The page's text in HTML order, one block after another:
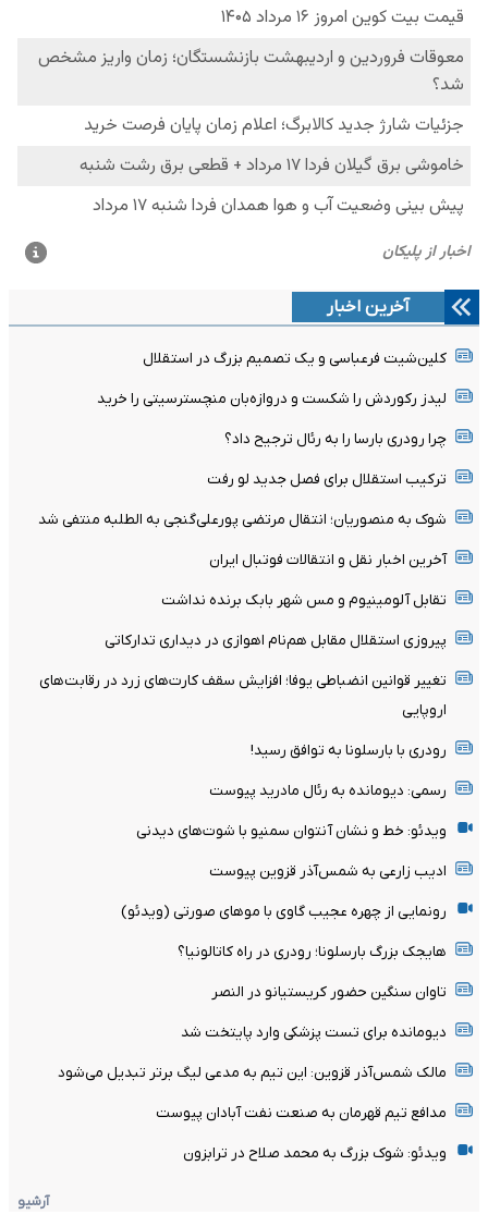
آخرین اخبار
کلین‌شیت فرعباسی و یک تصمیم بزرگ در استقلال
لیدز رکوردش را شکست و دروازه‌بان منچسترسیتی را خرید
چرا رودری بارسا را به رئال ترجیح داد؟
ترکیب استقلال برای فصل جدید لو رفت
شوک به منصوریان؛ انتقال مرتضی پورعلی‌گنجی به الطلبه منتفی شد
آخرین اخبار نقل و انتقالات فوتبال ایران
تقابل آلومینیوم و مس شهر بابک برنده نداشت
پیروزی استقلال مقابل هم‌نام اهوازی در دیداری تدارکاتی
تغییر قوانین انضباطی یوفا؛ افزایش سقف کارت‌های زرد در رقابت‌های
اروپایی
رودری با بارسلونا به توافق رسید!
رسمی: دیومانده به رئال مادرید پیوست
ویدئو: خط و نشان آنتوان سمنیو با شوت‌های دیدنی
ادیب زارعی به شمس‌آذر قزوین پیوست
رونمایی از چهره عجیب گاوی با موهای صورتی (ویدئو)
هایجک بزرگ بارسلونا؛ رودری در راه کاتالونیا؟
تاوان سنگین حضور کریستیانو در النصر
دیومانده برای تست پزشکی وارد پایتخت شد
مالک شمس‌آذر قزوین: این تیم به مدعی لیگ برتر تبدیل می‌شود
مدافع تیم قهرمان به صنعت نفت آبادان پیوست
ویدئو: شوک بزرگ به محمد صلاح در ترابزون
آرشیو